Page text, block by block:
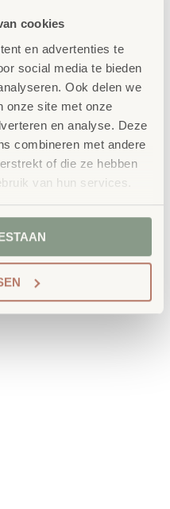
cookies
en advertenties te
social media te bieden
Ook delen we
onze site met onze
en analyse. Deze
combineren met andere
of die ze hebben
van hun services.